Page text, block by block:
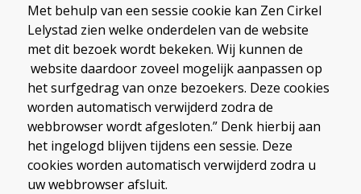
Met behulp van een sessie cookie kan Zen Cirkel
Lelystad zien welke onderdelen van de website
met dit bezoek wordt bekeken. Wij kunnen de
website daardoor zoveel mogelijk aanpassen op
het surfgedrag van onze bezoekers. Deze cookies
worden automatisch verwijderd zodra de
webbrowser wordt afgesloten.” Denk hierbij aan
het ingelogd blijven tijdens een sessie. Deze
cookies worden automatisch verwijderd zodra u
uw webbrowser afsluit.